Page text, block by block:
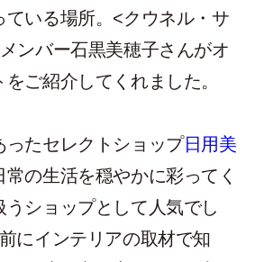
ている場所。<クウネル・サ
ンバー石黒美穂子さんがオ
ご紹介してくれました。
ったセレクトショップ日用美
の生活を穏やかに彩ってく
ショップとして人気でし
にインテリアの取材で知